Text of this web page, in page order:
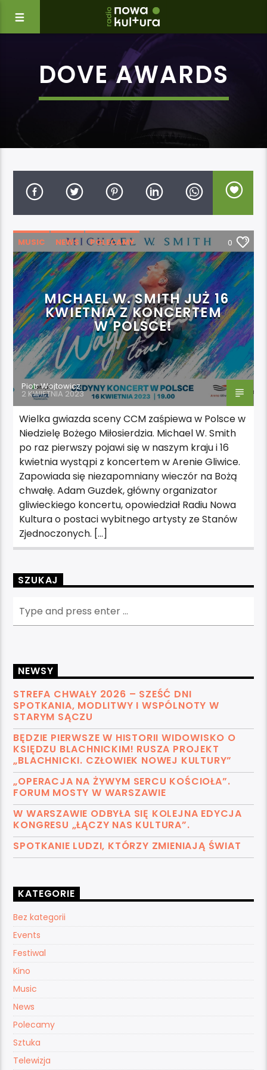
DOVE AWARDS
MUSIC NEWS
POLECAMY
WYDARZENIA
0
MICHAEL W. SMITH JUŻ 16
KWIETNIA Z KONCERTEM
W POLSCE!
Piotr Wojtowicz
2 KWIETNIA 2023
Wielka gwiazda sceny CCM zaśpiewa w Polsce w
Niedzielę Bożego Miłosierdzia. Michael W. Smith
po raz pierwszy pojawi się w naszym kraju i 16
kwietnia wystąpi z koncertem w Arenie Gliwice.
Zapowiada się niezapomniany wieczór na Bożą
chwałę. Adam Guzdek, główny organizator
gliwieckiego koncertu, opowiedział Radiu Nowa
Kultura o postaci wybitnego artysty ze Stanów
Zjednoczonych. […]
SZUKAJ
NEWSY
STREFA CHWAŁY 2026 – SZEŚĆ DNI
SPOTKANIA, MODLITWY I WSPÓLNOTY W
STARYM SĄCZU
BĘDZIE PIERWSZE W HISTORII WIDOWISKO O
KSIĘDZU BLACHNICKIM! RUSZA PROJEKT
„BLACHNICKI. CZŁOWIEK NOWEJ KULTURY”
„OPERACJA NA ŻYWYM SERCU KOŚCIOŁA”.
FORUM MOSTY W WARSZAWIE
W WARSZAWIE ODBYŁA SIĘ KOLEJNA EDYCJA
KONGRESU „ŁĄCZY NAS KULTURA”.
SPOTKANIE LUDZI, KTÓRZY ZMIENIAJĄ ŚWIAT
KATEGORIE
Bez kategorii
Events
Festiwal
Kino
Music
News
Polecamy
Sztuka
Telewizja